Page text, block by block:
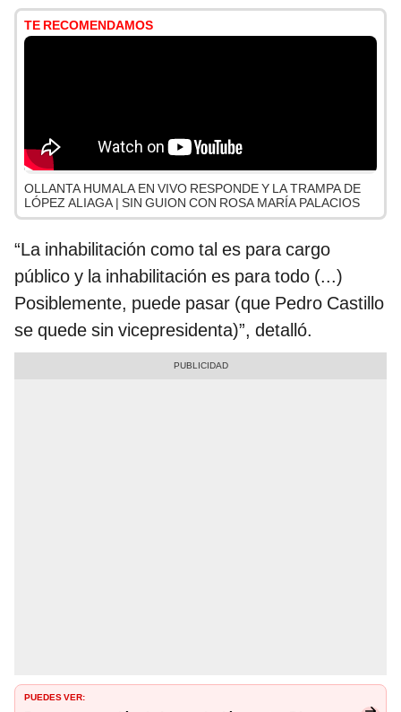
TE RECOMENDAMOS
OLLANTA HUMALA EN VIVO RESPONDE Y LA TRAMPA DE
LÓPEZ ALIAGA | SIN GUION CON ROSA MARÍA PALACIOS
“La inhabilitación como tal es para cargo
público y la inhabilitación es para todo (...)
Posiblemente, puede pasar (que Pedro Castillo
se quede sin vicepresidenta)”, detalló.
PUEDES VER: